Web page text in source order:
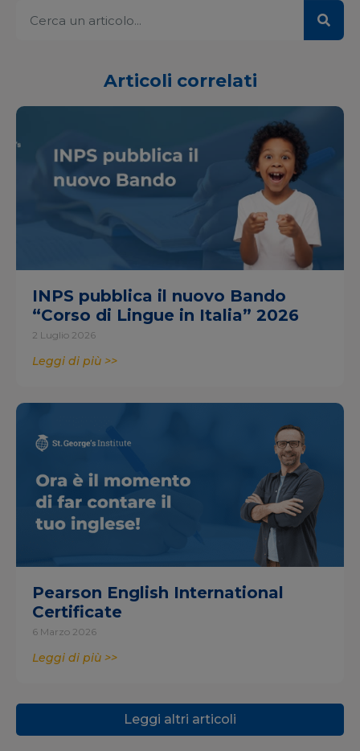
Articoli correlati
INPS pubblica il nuovo Bando
“Corso di Lingue in Italia” 2026
2 Luglio 2026
Leggi di più >>
Pearson English International
Certificate
6 Marzo 2026
Leggi di più >>
Leggi altri articoli